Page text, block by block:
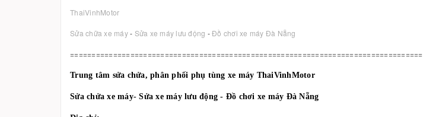
ThaiVinhMotor
Sửa chữa xe máy- Sửa xe máy lưu động -Đồ chơi xe máy Đà Nẵng
==================================================================================
Trung tâm sửa chửa, phân phối phụ tùng xe máy ThaiVinhMotor
Sửa chửa xe máy- Sửa xe máy lưu động - Đồ chơi xe máy Đà Nẵng